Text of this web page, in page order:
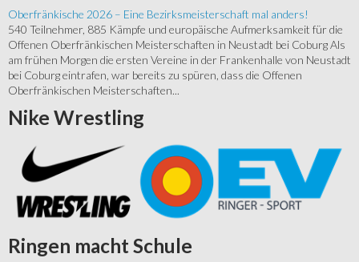
Oberfränkische 2026 – Eine Bezirksmeisterschaft mal anders!
540 Teilnehmer, 885 Kämpfe und europäische Aufmerksamkeit für die
Offenen Oberfränkischen Meisterschaften in Neustadt bei Coburg Als
am frühen Morgen die ersten Vereine in der Frankenhalle von Neustadt
bei Coburg eintrafen, war bereits zu spüren, dass die Offenen
Oberfränkischen Meisterschaften...
Nike Wrestling
Ringen macht Schule